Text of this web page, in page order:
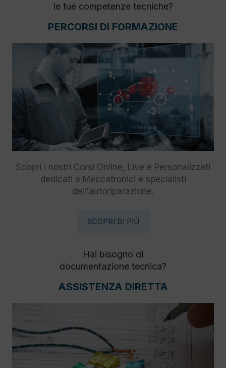
le tue competenze tecniche?
PERCORSI DI FORMAZIONE
Scopri i nostri Corsi Online, Live e Personalizzati
dedicati a Meccatronici e specialisti
dell'autoriparazione.
SCOPRI DI PIÙ
Hai bisogno di
documentazione tecnica?
ASSISTENZA DIRETTA